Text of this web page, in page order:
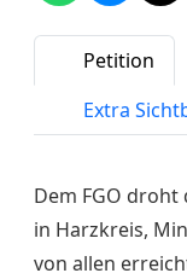
Petition
Extra
Dem FGO droht
in Harzkreis,
von allen